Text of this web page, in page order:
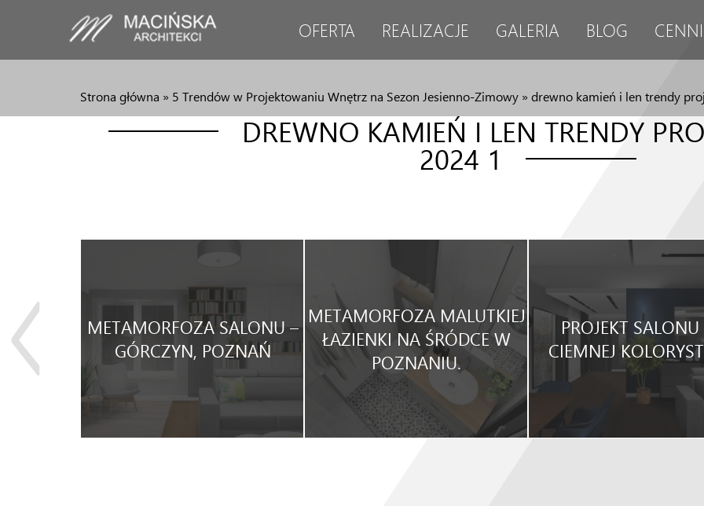
OFERTA REALIZACJE GALERIA BLOG
Strona główna » 5 Trendów w Projektowaniu Wnętrz na Sezon Jesienno-Zimowy »drewno kamień i len trendy
DREWNO KAMIEŃ I LEN TRENDY
2024 1
METAMORFOZA SALONU –
GÓRCZYN, POZNAŃ
METAMORFOZA MALUTKIEJ
ŁAZIENKI NA ŚRÓDCE W
POZNANIU.
PROJEKT
CIEMNEJ